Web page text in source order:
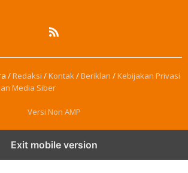
/Redaksi /Kontak /Beriklan /Kebijakan Privasi
Media Siber
Versi Non AMP
Exit mobile version